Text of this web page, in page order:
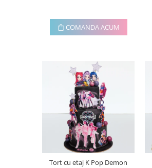
COMANDA ACUM
Tort cu etaj K Pop Demon